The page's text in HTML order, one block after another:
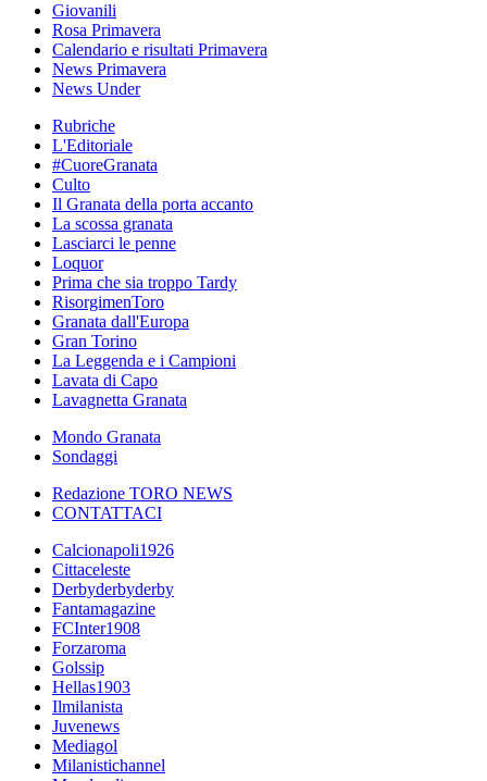
Giovanili
Rosa Primavera
Calendario e risultati Primavera
News Primavera
News Under
Rubriche
L'Editoriale
#CuoreGranata
Culto
Il Granata della porta accanto
La scossa granata
Lasciarci le penne
Loquor
Prima che sia troppo Tardy
RisorgimenToro
Granata dall'Europa
Gran Torino
La Leggenda e i Campioni
Lavata di Capo
Lavagnetta Granata
Mondo Granata
Sondaggi
Redazione TORO NEWS
CONTATTACI
Calcionapoli1926
Cittaceleste
Derbyderbyderby
Fantamagazine
FCInter1908
Forzaroma
Golssip
Hellas1903
Ilmilanista
Juvenews
Mediagol
Milanistichannel